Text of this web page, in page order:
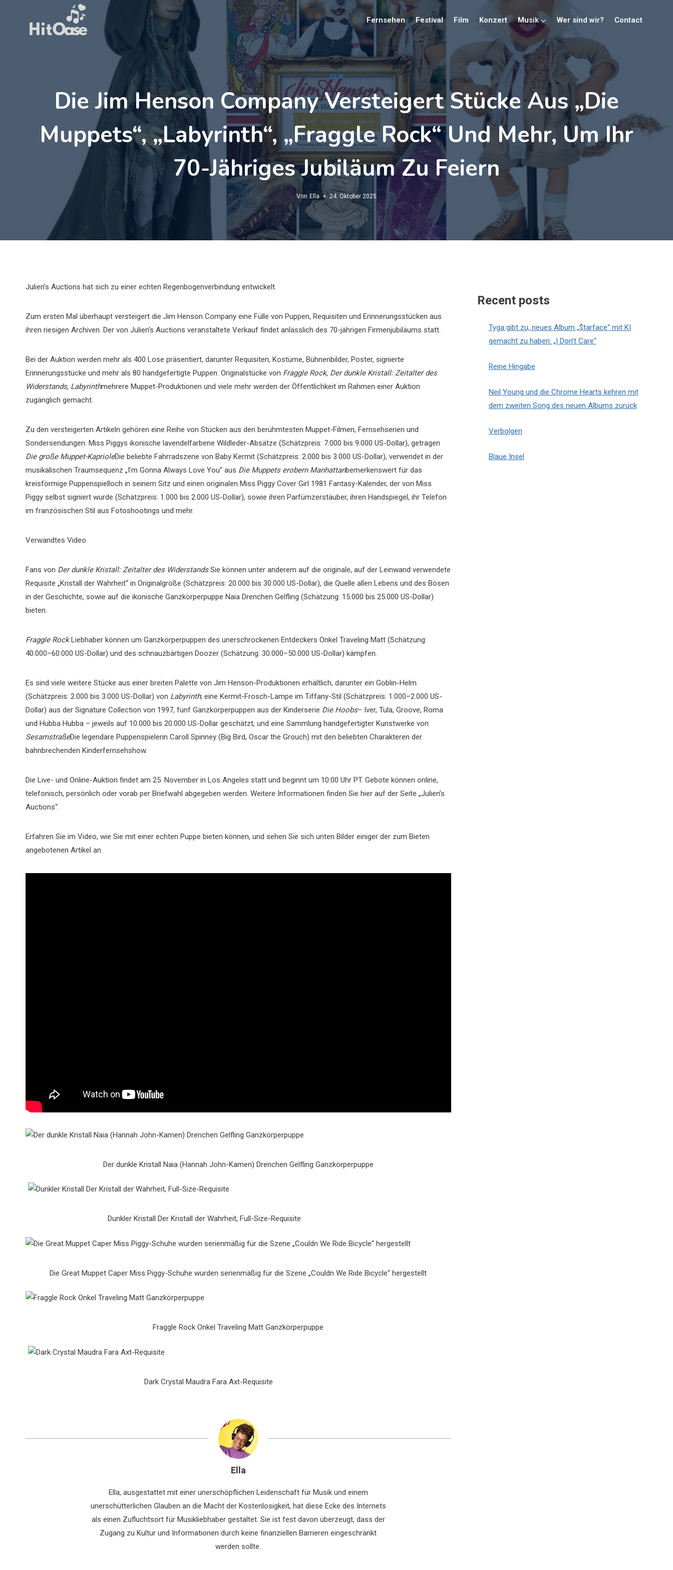
Fernsehen Festival Film Konzert Musik Wer sind wir? Contact
FILM
Die Jim Henson Company Versteigert Stücke Aus „Die
Muppets“, „Labyrinth“, „Fraggle Rock“ Und Mehr, Um Ihr
70-Jähriges Jubiläum Zu Feiern
Von Ella 24. Oktober 2025
Julien’s Auctions hat sich zu einer echten Regenbogenverbindung entwickelt.
Zum ersten Mal überhaupt versteigert die Jim Henson Company eine Fülle von Puppen, Requisiten und Erinnerungsstücken aus
ihren riesigen Archiven. Der von Julien’s Auctions veranstaltete Verkauf findet anlässlich des 70-jährigen Firmenjubiläums statt.
Bei der Auktion werden mehr als 400 Lose präsentiert, darunter Requisiten, Kostüme, Bühnenbilder, Poster, signierte
Erinnerungsstücke und mehr als 80 handgefertigte Puppen. Originalstücke von Fraggle Rock, Der dunkle Kristall: Zeitalter des
Widerstands, Labyrinthmehrere Muppet-Produktionen und viele mehr werden der Öffentlichkeit im Rahmen einer Auktion
zugänglich gemacht.
Zu den versteigerten Artikeln gehören eine Reihe von Stücken aus den berühmtesten Muppet-Filmen, Fernsehserien und
Sondersendungen: Miss Piggys ikonische lavendelfarbene Wildleder-Absätze (Schätzpreis: 7.000 bis 9.000 US-Dollar), getragen
Die große Muppet-KaprioleDie beliebte Fahrradszene von Baby Kermit (Schätzpreis: 2.000 bis 3.000 US-Dollar), verwendet in der
musikalischen Traumsequenz „I’m Gonna Always Love You“ aus Die Muppets erobern Manhattanbemerkenswert für das
kreisförmige Puppenspielloch in seinem Sitz und einen originalen Miss Piggy Cover Girl 1981 Fantasy-Kalender, der von Miss
Piggy selbst signiert wurde (Schätzpreis: 1.000 bis 2.000 US-Dollar), sowie ihren Parfümzerstäuber, ihren Handspiegel, ihr Telefon
im französischen Stil aus Fotoshootings und mehr.
Verwandtes Video
Fans von Der dunkle Kristall: Zeitalter des WiderstandsSie können unter anderem auf die originale, auf der Leinwand verwendete
Requisite „Kristall der Wahrheit“ in Originalgröße (Schätzpreis: 20.000 bis 30.000 US-Dollar), die Quelle allen Lebens und des Bösen
in der Geschichte, sowie auf die ikonische Ganzkörperpuppe Naia Drenchen Gelfling (Schätzung: 15.000 bis 25.000 US-Dollar)
bieten.
Fraggle RockLiebhaber können um Ganzkörperpuppen des unerschrockenen Entdeckers Onkel Traveling Matt (Schätzung:
40.000–60.000 US-Dollar) und des schnauzbärtigen Doozer (Schätzung: 30.000–50.000 US-Dollar) kämpfen.
Es sind viele weitere Stücke aus einer breiten Palette von Jim Henson-Produktionen erhältlich, darunter ein Goblin-Helm
(Schätzpreis: 2.000 bis 3.000 US-Dollar) von Labyrinth; eine Kermit-Frosch-Lampe im Tiffany-Stil (Schätzpreis: 1.000–2.000 US-
Dollar) aus der Signature Collection von 1997, fünf Ganzkörperpuppen aus der Kinderserie Die Hoobs– Iver, Tula, Groove, Roma
und Hubba Hubba – jeweils auf 10.000 bis 20.000 US-Dollar geschätzt, und eine Sammlung handgefertigter Kunstwerke von
SesamstraßeDie legendäre Puppenspielerin Caroll Spinney (Big Bird, Oscar the Grouch) mit den beliebten Charakteren der
bahnbrechenden Kinderfernsehshow.
Die Live- und Online-Auktion findet am 25. November in Los Angeles statt und beginnt um 10:00 Uhr PT. Gebote können online,
telefonisch, persönlich oder vorab per Briefwahl abgegeben werden. Weitere Informationen finden Sie hier auf der Seite „Julien’s
Auctions“.
Erfahren Sie im Video, wie Sie mit einer echten Puppe bieten können, und sehen Sie sich unten Bilder einiger der zum Bieten
angebotenen Artikel an.
Der dunkle Kristall Naia (Hannah John-Kamen) Drenchen Gelfling Ganzkörperpuppe
Dunkler Kristall Der Kristall der Wahrheit, Full-Size-Requisite
Die Great Muppet Caper Miss Piggy-Schuhe wurden serienmäßig für die Szene „Couldn We Ride Bicycle“ hergestellt
Fraggle Rock Onkel Traveling Matt Ganzkörperpuppe
Dark Crystal Maudra Fara Axt-Requisite
Ella
Ella, ausgestattet mit einer unerschöpflichen Leidenschaft für Musik und einem
unerschütterlichen Glauben an die Macht der Kostenlosigkeit, hat diese Ecke des Internets
als einen Zufluchtsort für Musikliebhaber gestaltet. Sie ist fest davon überzeugt, dass der
Zugang zu Kultur und Informationen durch keine finanziellen Barrieren eingeschränkt
werden sollte.
Recent posts
Tyga gibt zu, neues Album „$tarface“ mit KI
gemacht zu haben: „I Don’t Care“
Reine Hingabe
Neil Young und die Chrome Hearts kehren mit
dem zweiten Song des neuen Albums zurück
Verbolgen
Blaue Insel